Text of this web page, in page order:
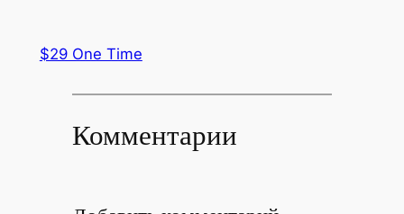
$29 One Time
Комментарии